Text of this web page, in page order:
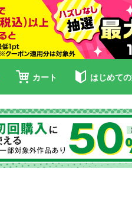
カート はじめて